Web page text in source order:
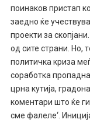
поинаков пристап
заедно ќе
проекти за
од сите страни. Но,
политичка криза
соработка
црна кутија,
коментари што ќе
сме фалеле‘.